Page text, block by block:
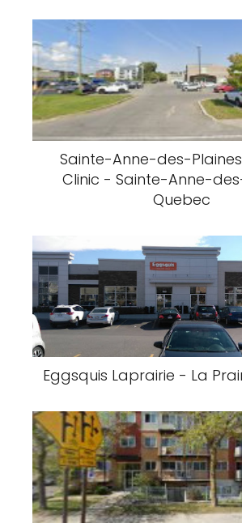
Sainte-Anne-des-
Clinic - Sainte-Anne-
Quebec
Eggsquis Laprairie - La